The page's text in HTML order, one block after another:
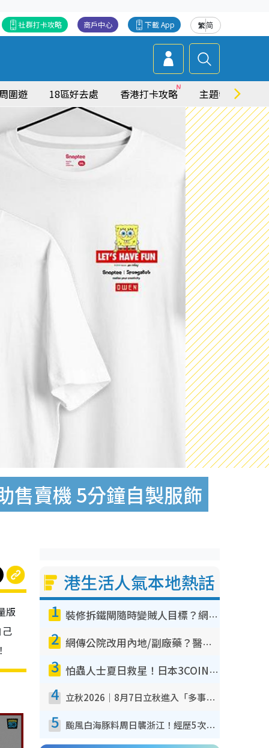
繁简
下載 App
商戶中心
社群打卡攻略
圍遊 18區好去處 香港打卡攻略 主題特集
售賣機 5分鐘自製服飾
版
港生活人氣本地熱話
1 裝修拆鐵閘隨時變賊人目標？網民揭2大關鍵用途：裝新式等於白裝？附新舊鐵閘分別
2 網傳公院改用內地/副廠藥？醫生拆解正副廠分別 揭4類人換藥隨時出事
3 怕蟲人士夏日救星！日本3COINS爆紅驅蟲神器$45起 1招「全程免觸碰」輕鬆搞定小強
4 立秋2026｜8月7日立秋進入「多事之秋」 3件事唔做得！專家教6招開運 清枱頭／銀包納氣接好運
5 颱風白海豚料周日襲浙江！經歷5次「眼牆置換」極罕見 成登陸內地最長途颱風